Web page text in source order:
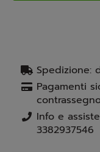
Spedizione:
Pagamenti
3382937546